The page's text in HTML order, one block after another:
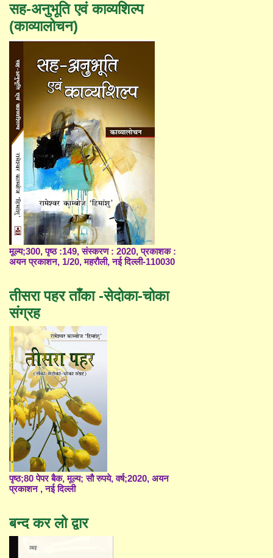
सह-अनुभूति एवं काव्यशिल्प
(काव्यालोचन)
मूल्य;300, पृष्ठ :149, संस्करण : 2020, प्रकाशक :
अयन प्रकाशन, 1/20, महरौली, नई दिल्ली-110030
तीसरा पहर ताँका -सेदोका-चोका
संग्रह
पृष्ठ;80 पेपर बैक, मूल्य; सौ रुपये, वर्ष;2020, अयन
प्रकाशन , नई दिल्ली
बन्द कर लो द्वार